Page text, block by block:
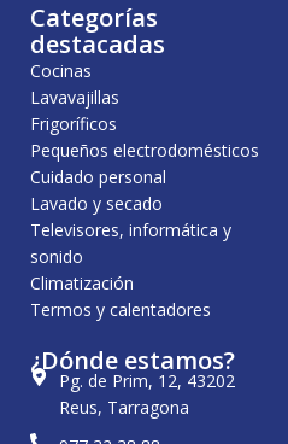
a
:
3
,
4
€
.
,
2
Categorías
destacadas
Cocinas
Lavavajillas
Frigoríficos
Pequeños electrodomésticos
Cuidado personal
Lavado y secado
Televisores, informática y
sonido
Climatización
Termos y calentadores
¿Dónde estamos?
Pg. de Prim, 12, 43202
Reus, Tarragona